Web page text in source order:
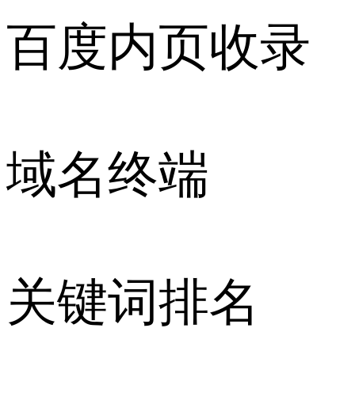
百度内页收录
域名终端
关键词排名